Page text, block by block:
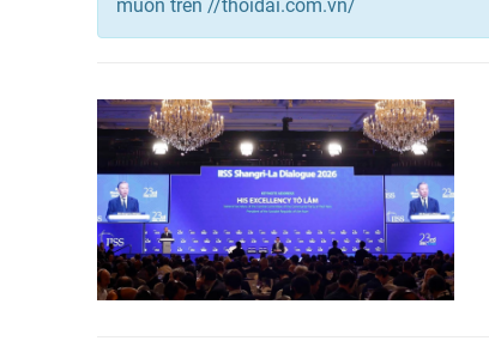
muốn trên //thoidai.com.vn/